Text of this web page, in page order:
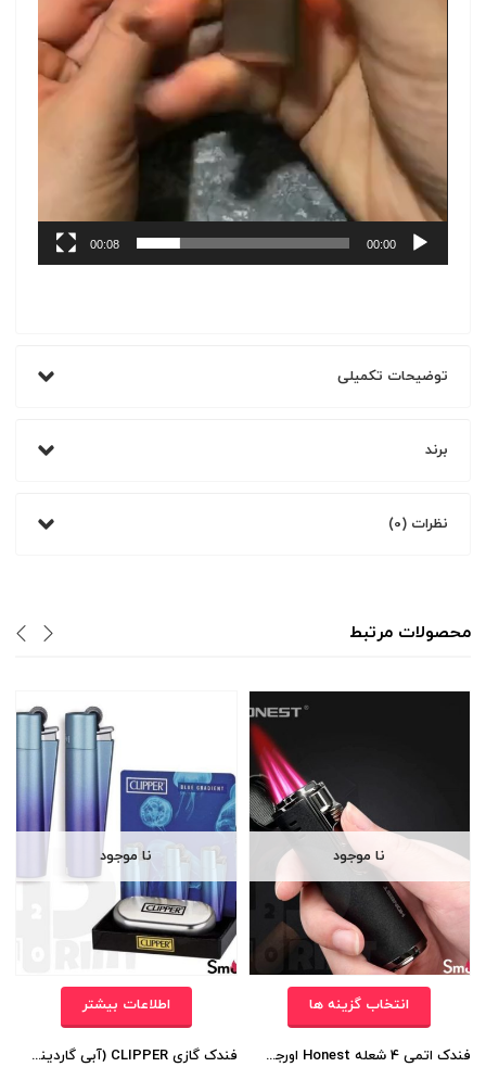
00:00
00:08
توضیحات تکمیلی
برند
نظرات (0)
محصولات مرتبط
نا موجود
انتخاب گزینه ها
فندک اتمی 4 شعله Honest اورجینال
نا موجود
اطلاعات بیشتر
فندک گازی CLIPPER (آبی گاردینت) اورجینال